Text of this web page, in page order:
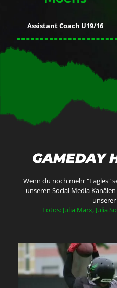
Assistant Coach U19/16
GAMEDAY
Wenn du noch mehr "Eagles"
unseren Social Media
unserer
Fotos: Julia Marx, Julia